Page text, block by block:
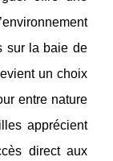
sur la baie de
un choix
entre nature
apprécient
direct aux